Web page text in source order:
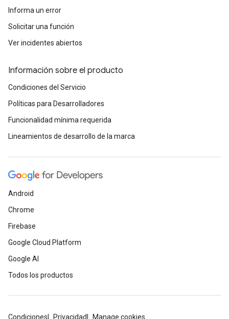
Informa un error
Solicitar una función
Ver incidentes abiertos
Información sobre el producto
Condiciones del Servicio
Políticas para Desarrolladores
Funcionalidad mínima requerida
Lineamientos de desarrollo de la marca
Android
Chrome
Firebase
Google Cloud Platform
Google AI
Todos los productos
Condiciones Privacidad Manage cookies